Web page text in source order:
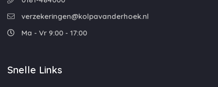
verzekeringen@kolpavanderhoek.nl
Ma - Vr 9:00 - 17:00
Snelle Links